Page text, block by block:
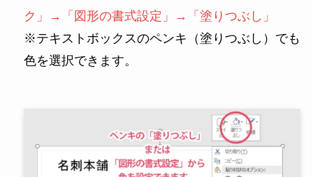
ク」→「図形の書式設定」→「塗りつぶし」
※テキストボックスのペンキ（塗りつぶし）でも
色を選択できます。